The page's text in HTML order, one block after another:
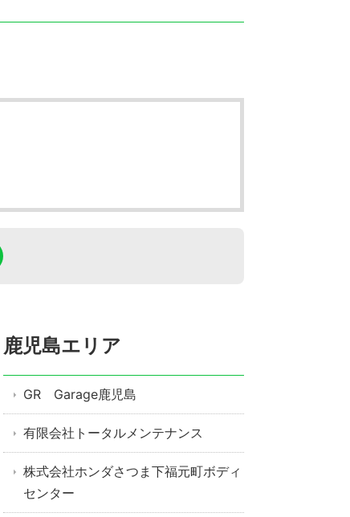
鹿児島エリア
GR Garage鹿児島
有限会社トータルメンテナンス
株式会社ホンダさつま下福元町ボディ
センター